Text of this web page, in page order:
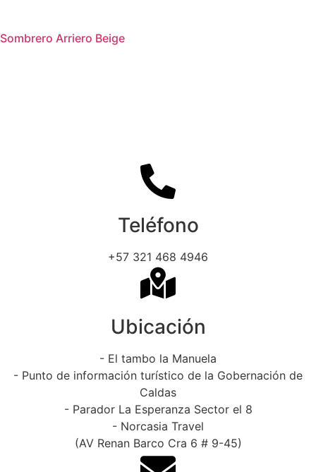
Sombrero Arriero Beige
Teléfono
+57 321 468 4946
Ubicación
- El tambo la Manuela
- Punto de información turístico de la Gobernación de
Caldas
- Parador La Esperanza Sector el 8
- Norcasia Travel
(AV Renan Barco Cra 6 # 9-45)